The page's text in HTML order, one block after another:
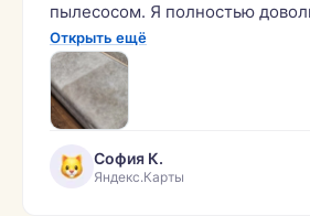
пылесосом. Я полностью
чисткой, спасибо большое!»
Открыть ещё
София К.
Яндекс.Карты